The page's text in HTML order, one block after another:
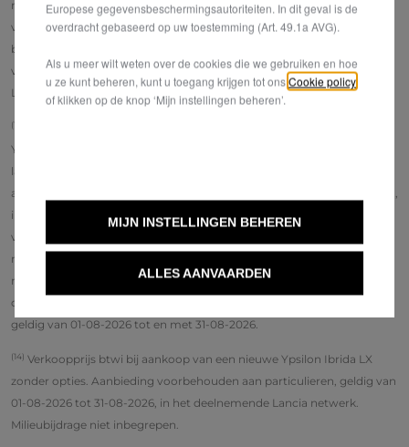
maanden op naam van de koper hebben gestaan. Het teruggenomen
voertuig moet compleet zijn, dwz dat het alle onderdelen moet
bevatten die nodig zijn voor het functioneren ervan, en dat het geen
vreemd afval van het voertuig mag bevatten. Niet geldig bij een
Leas'N'Go.
(13)
YPSILON 1.2 Hybrid 81kW eDCT eDCT LX, lening op afbetaling met een
laatste verhoogde maandaflossing, met een looptijd van 60 maanden
aan JKP 5,99%. Contante prijs : 26 209,99 € (kortingen reeds verrekend,
inclusief eventuele voorwaardelijke kortingen), optionele voorschot
van 6 605,95 € en te financieren bedrag van 19 604,04 €, 59
maandaflossingen van 249,00€ en een laatste verhoogde
maandaflossing van 9 173,50 €, totaal verschuldigd bedrag door de
consument (per definitie zonder voorschot) : 23 864,50 €. Aanbieding
geldig van 01-08-2026 tot en met 31-08-2026.
(14) Verkoopprijs btwi bij aankoop van een nieuwe Ypsilon Ibrida LX
zonder opties. Aanbieding voorbehouden aan particulieren, geldig van
01-08-2026 tot 31-08-2026, in het deelnemende Lancia netwerk.
Milieubijdrage niet inbegrepen.
Europese gegevensbeschermingsautoriteiten. In dit geval is de
overdracht gebaseerd op uw toestemming (Art. 49.1a AVG).
Als u meer wilt weten over de cookies die we gebruiken en hoe
u ze kunt beheren, kunt u toegang krijgen tot onsCookie policy
of klikken op de knop ‘Mijn instellingen beheren’.
MIJN INSTELLINGEN BEHEREN
ALLES AANVAARDEN